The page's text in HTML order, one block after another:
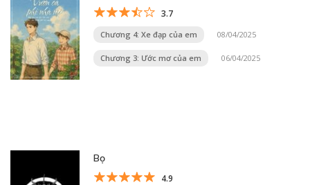
3.7
Chương 4: Xe đạp của em 08/04/2025
Chương 3: Ước mơ của em 06/04/2025
Bọ
4.9